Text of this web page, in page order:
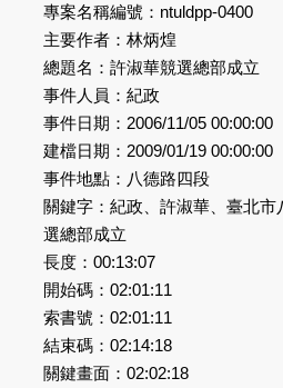
專案名稱編號：ntuldpp-0400
主要作者：林炳煌
總題名：許淑華競選總部成立
事件人員：紀政
事件日期：2006/11/05 00:00:00
建檔日期：2009/01/19 00:00:00
事件地點：八德路四段
關鍵字：紀政、許淑華、臺北市
選總部成立
長度：00:13:07
開始碼：02:01:11
索書號：02:01:11
結束碼：02:14:18
關鍵畫面：02:02:18